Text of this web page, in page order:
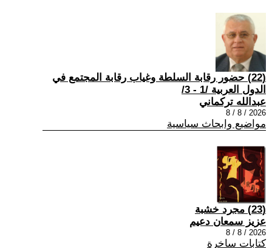
(22) حضور رقابة السلطة وغياب رقابة المجتمع في
الدول العربية /1 - 3/
عبدالله تركماني
2026 / 8 / 8
مواضيع وابحاث سياسية
(23) مجرد خشبة
عزيز سمعان دعيم
2026 / 8 / 8
كتابات ساخرة